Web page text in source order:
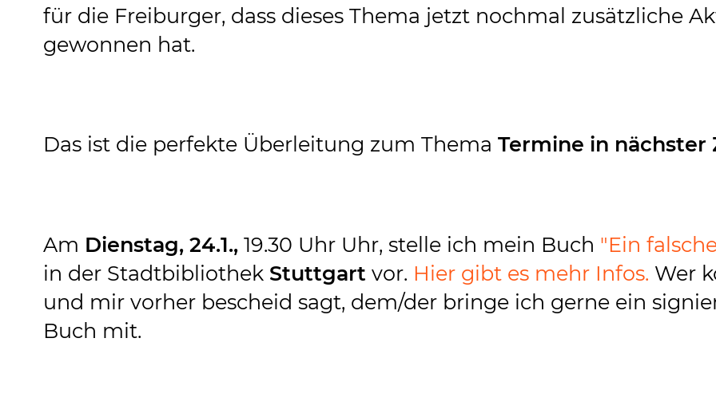
für die Freiburger, dass dieses Thema jetzt nochmal zusätzliche
gewonnen hat.
Das ist die perfekte Überleitung zum Thema Termine in nächster
Am Dienstag, 24.1.,19.30 Uhr Uhr, stelle ich mein Buch "Ein
in der Stadtbibliothek Stuttgart vor. Hier gibt es mehr Infos. Wer
und mir vorher bescheid sagt, dem/der bringe ich gerne ein
Buch mit.